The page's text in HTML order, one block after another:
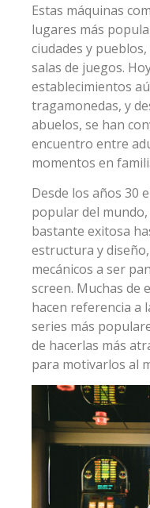
Estas máquinas
lugares más
ciudades y
salas de juegos.
establecimientos
tragamonedas, y
abuelos, se han
encuentro entre
momentos en
Desde los años 30
popular del
bastante exitosa
estructura y
mecánicos a ser
screen. Muchas de
hacen referencia a
series más
de hacerlas más
para motivarlos al